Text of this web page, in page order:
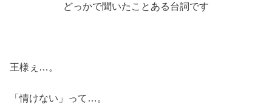
どっかで聞いたことある台詞です
王様ぇ…。
「情けない」って…。